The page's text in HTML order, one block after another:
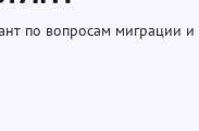
по вопросам миграции и